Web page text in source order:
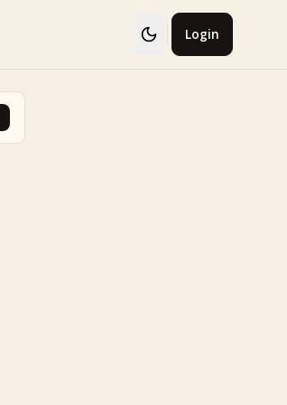
Login